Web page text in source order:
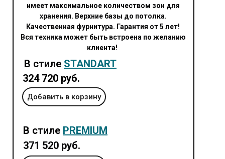
имеет максимальное количеством зон для
хранения. Верхние базы до потолка.
Качественная фурнитура. Гарантия от 5 лет!
Вся техника может быть встроена по желанию
клиента!
В стиле STANDART
Добавить в корзину
324 720 руб.
В стиле PREMIUM
371 520 руб.